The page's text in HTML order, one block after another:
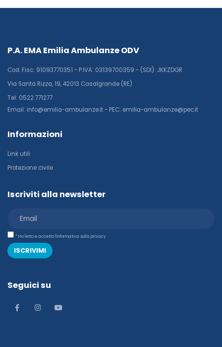
P.A. EMA Emilia Ambulanze ODV
Cod. Fisc: 91093770351 - P.IVA: 03139700359 - (SDI): JKKZDGR
Via Santa Rizza, 19, 42013 Casalgrande (RE)
Tel: 0522 771277
Email: info@emilia-ambulanze.it - PEC: emilia-ambulanze@pec.it
Informazioni
Link utili
Protezione civile
Iscriviti alla newsletter
* Ho letto e accetto l'informativa sulla privacy
ISCRIVIMI
Seguici su